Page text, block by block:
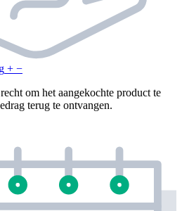
+ −
om het aangekochte product te
terug te ontvangen.